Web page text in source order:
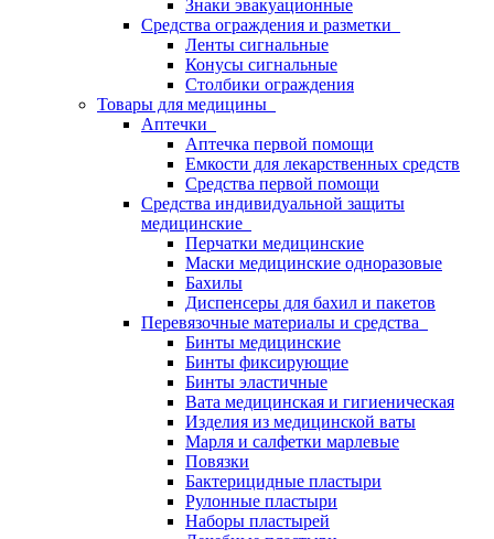
Знаки эвакуационные
Средства ограждения и разметки
Ленты сигнальные
Конусы сигнальные
Столбики ограждения
Товары для медицины
Аптечки
Аптечка первой помощи
Емкости для лекарственных средств
Средства первой помощи
Средства индивидуальной защиты
медицинские
Перчатки медицинские
Маски медицинские одноразовые
Бахилы
Диспенсеры для бахил и пакетов
Перевязочные материалы и средства
Бинты медицинские
Бинты фиксирующие
Бинты эластичные
Вата медицинская и гигиеническая
Изделия из медицинской ваты
Марля и салфетки марлевые
Повязки
Бактерицидные пластыри
Рулонные пластыри
Наборы пластырей